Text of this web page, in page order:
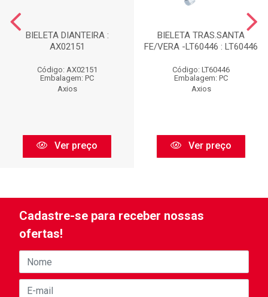
BIELETA DIANTEIRA :
AX02151
Código: AX02151
Embalagem: PC
Axios
Ver preço
BIELETA TRAS.SANTA
FE/VERA -LT60446 : LT60446
Código: LT60446
Embalagem: PC
Axios
Ver preço
Cadastre-se para receber nossas
ofertas!